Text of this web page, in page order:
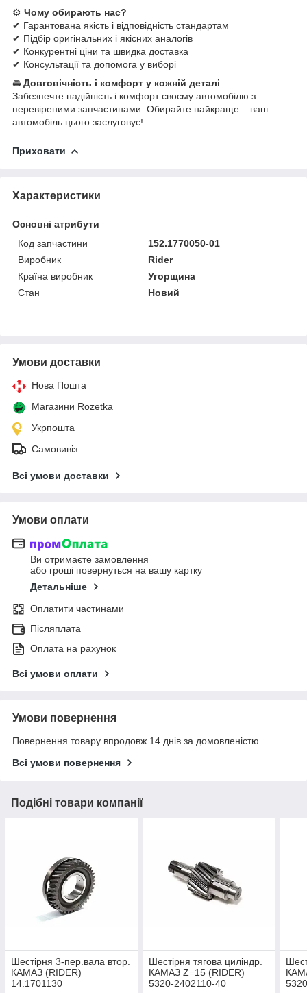
⚙ Чому обирають нас?
✔ Гарантована якість і відповідність стандартам
✔ Підбір оригінальних і якісних аналогів
✔ Конкурентні ціни та швидка доставка
✔ Консультації та допомога у виборі
🚘 Довговічність і комфорт у кожній деталі
Забезпечте надійність і комфорт своєму автомобілю з
перевіреними запчастинами. Обирайте найкраще – ваш
автомобіль цього заслуговує!
Приховати
Характеристики
Основні атрибути
Код запчастини
152.1770050-01
Виробник
Rider
Країна виробник
Угорщина
Стан
Новий
Умови доставки
Нова Пошта
Магазини Rozetka
Укрпошта
Самовивіз
Всі умови доставки
Умови оплати
Ви отримаєте замовлення
або гроші повернуться на вашу картку
Детальніше
Оплатити частинами
Післяплата
Оплата на рахунок
Всі умови оплати
Умови повернення
Повернення товару впродовж 14 днів за домовленістю
Всі умови повернення
Подібні товари компанії
Шестірня 3-пер.вала втор.
КАМАЗ (RIDER)
14.1701130
Шестірня тягова циліндр.
КАМАЗ Z=15 (RIDER)
5320-2402110-40